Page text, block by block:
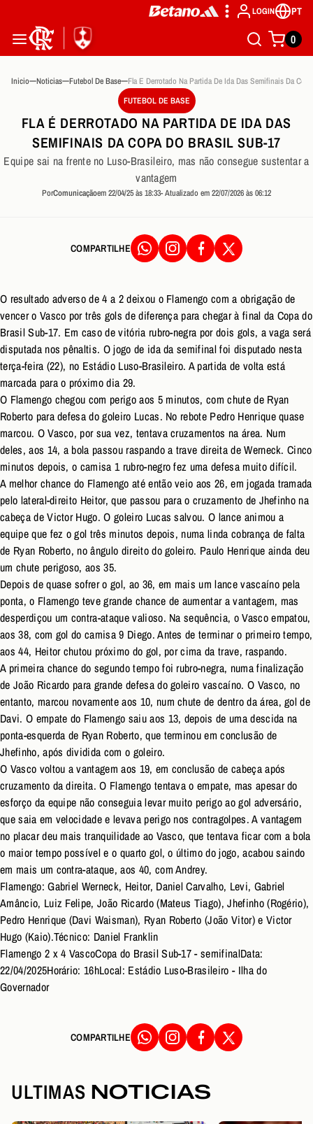
LOGIN PT
0
Inicio Noticias
Futebol De Base
FUTEBOL DE BASE
FLA É DERROTADO NA PARTIDA DE IDA DAS
SEMIFINAIS DA COPA DO BRASIL SUB-17
Equipe sai na frente no Luso-Brasileiro, mas não consegue sustentar a
vantagem
PorComunicaçãoem 22/04/25 às 18:33- Atualizado em 22/07/2026 às 06:12
COMPARTILHE
O resultado adverso de 4 a 2 deixou o Flamengo com a obrigação de
vencer o Vasco por três gols de diferença para chegar à final da Copa do
Brasil Sub-17. Em caso de vitória rubro-negra por dois gols, a vaga será
disputada nos pênaltis. O jogo de ida da semifinal foi disputado nesta
terça-feira (22), no Estádio Luso-Brasileiro. A partida de volta está
marcada para o próximo dia 29.
O Flamengo chegou com perigo aos 5 minutos, com chute de Ryan
Roberto para defesa do goleiro Lucas. No rebote Pedro Henrique quase
marcou. O Vasco, por sua vez, tentava cruzamentos na área. Num
deles, aos 14, a bola passou raspando a trave direita de Werneck. Cinco
minutos depois, o camisa 1 rubro-negro fez uma defesa muito difícil.
A melhor chance do Flamengo até então veio aos 26, em jogada tramada
pelo lateral-direito Heitor, que passou para o cruzamento de Jhefinho na
cabeça de Victor Hugo. O goleiro Lucas salvou. O lance animou a
equipe que fez o gol três minutos depois, numa linda cobrança de falta
de Ryan Roberto, no ângulo direito do goleiro. Paulo Henrique ainda deu
um chute perigoso, aos 35.
Depois de quase sofrer o gol, ao 36, em mais um lance vascaíno pela
ponta, o Flamengo teve grande chance de aumentar a vantagem, mas
desperdiçou um contra-ataque valioso. Na sequência, o Vasco empatou,
aos 38, com gol do camisa 9 Diego. Antes de terminar o primeiro tempo,
aos 44, Heitor chutou próximo do gol, por cima da trave, raspando.
A primeira chance do segundo tempo foi rubro-negra, numa finalização
de João Ricardo para grande defesa do goleiro vascaíno. O Vasco, no
entanto, marcou novamente aos 10, num chute de dentro da área, gol de
Davi. O empate do Flamengo saiu aos 13, depois de uma descida na
ponta-esquerda de Ryan Roberto, que terminou em conclusão de
Jhefinho, após dividida com o goleiro.
O Vasco voltou a vantagem aos 19, em conclusão de cabeça após
cruzamento da direita. O Flamengo tentava o empate, mas apesar do
esforço da equipe não conseguia levar muito perigo ao gol adversário,
que saia em velocidade e levava perigo nos contragolpes. A vantagem
no placar deu mais tranquilidade ao Vasco, que tentava ficar com a bola
o maior tempo possível e o quarto gol, o último do jogo, acabou saindo
em mais um contra-ataque, aos 40, com Andrey.
Flamengo: Gabriel Werneck, Heitor, Daniel Carvalho, Levi, Gabriel
Amâncio, Luiz Felipe, João Ricardo (Mateus Tiago), Jhefinho (Rogério),
Pedro Henrique (Davi Waisman), Ryan Roberto (João Vitor) e Victor
Hugo (Kaio).Técnico: Daniel Franklin
Flamengo 2 x 4 VascoCopa do Brasil Sub-17 - semifinalData:
22/04/2025Horário: 16hLocal: Estádio Luso-Brasileiro - Ilha do
Governador
COMPARTILHE
ULTIMAS NOTICIAS